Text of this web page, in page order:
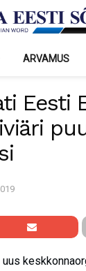
ARVAMUS
Eesti
uus